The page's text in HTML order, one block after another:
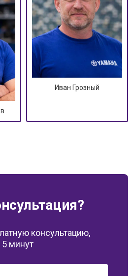
Иван Грозный
консультацию,
минут